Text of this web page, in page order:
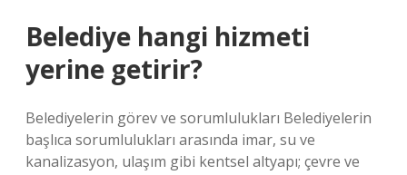
Belediye hangi hizmeti
yerine getirir?
Belediyelerin görev ve sorumlulukları Belediyelerin
başlıca sorumlulukları arasında imar, su ve
kanalizasyon, ulaşım gibi kentsel altyapı; çevre ve